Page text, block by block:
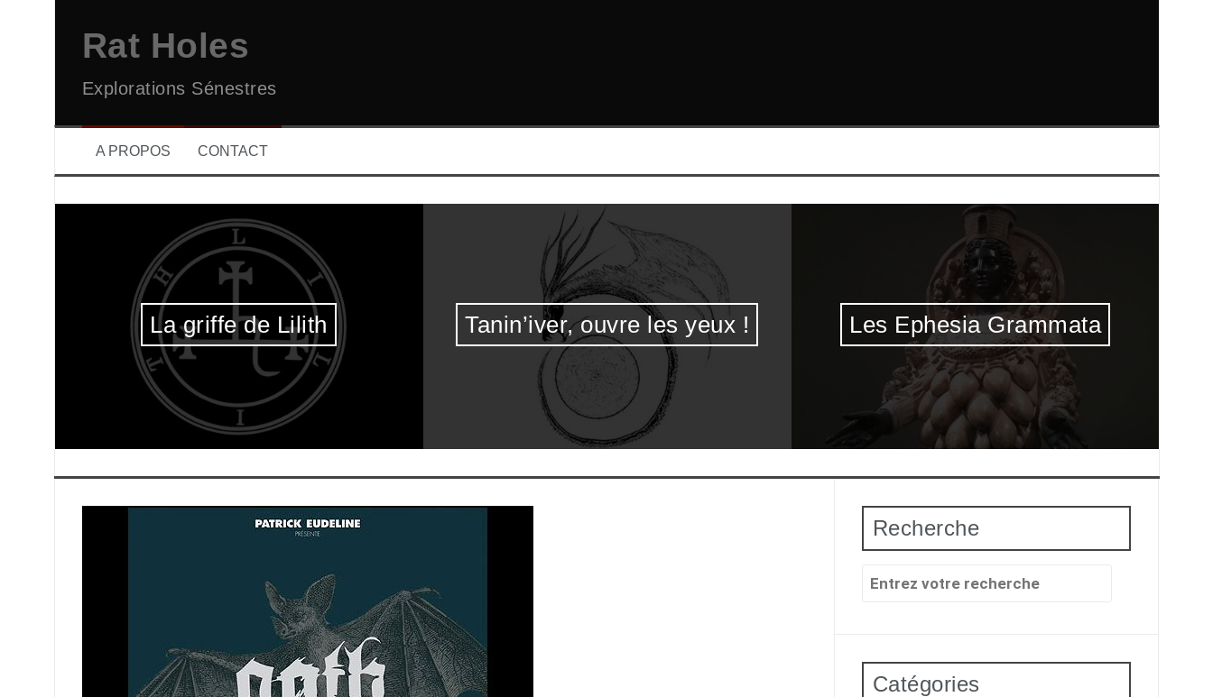
Rat Holes
Explorations Sénestres
A PROPOS CONTACT
La griffe de Lilith Tanin’iver, ouvre les yeux ! Les Ephesia Grammata
Recherche
Recherche
Catégories